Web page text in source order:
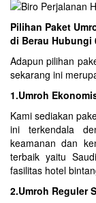
Pilihan Paket
di Berau Hubungi
Adapun pilihan
sekarang ini
1.Umroh
Kami sediakan
ini terkendala
keamanan dan
terbaik yaitu
fasilitas hotel
2.Umroh Reguler